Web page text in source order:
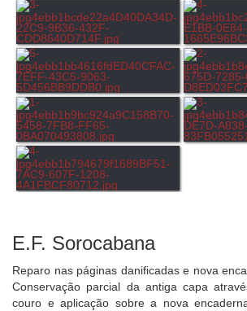
E.F. Sorocabana
Reparo nas páginas danificadas e nova
Conservação parcial da antiga capa
couro e aplicação sobre a nova